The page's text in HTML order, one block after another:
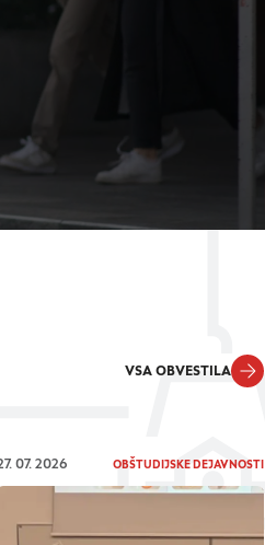
VSA OBVESTILA
07. 2026 OBŠTUDIJSKE DEJAVNOSTI